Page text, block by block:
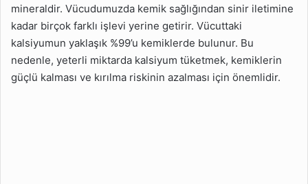
Kalsiyum Eksikliği
Tedavisi Nasıl Yapılır?
Kalsiyum Yüksekliğinin
Zararları Nelerdir?
mineraldir. Vücudumuzda kemik sağlığından sinir iletimine
kadar birçok farklı işlevi yerine getirir. Vücuttaki
kalsiyumun yaklaşık %99’u kemiklerde bulunur. Bu
nedenle, yeterli miktarda kalsiyum tüketmek, kemiklerin
güçlü kalması ve kırılma riskinin azalması için önemlidir.